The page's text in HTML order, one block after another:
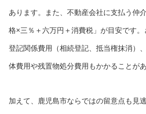
あります。また、不動産会社に支払う仲
格×三％＋六万円＋消費税」が目安です
登記関係費用（相続登記、抵当権抹消）
体費用や残置物処分費用もかかることがあ
加えて、鹿児島市ならではの留意点も見